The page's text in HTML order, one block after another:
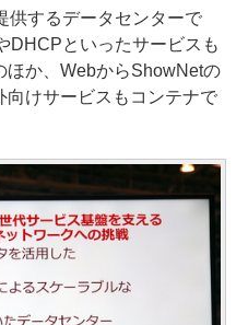
するデータセンターで
DHCPといったサービスも
ほか、WebからShowNetの
向けサービスもコンテナで